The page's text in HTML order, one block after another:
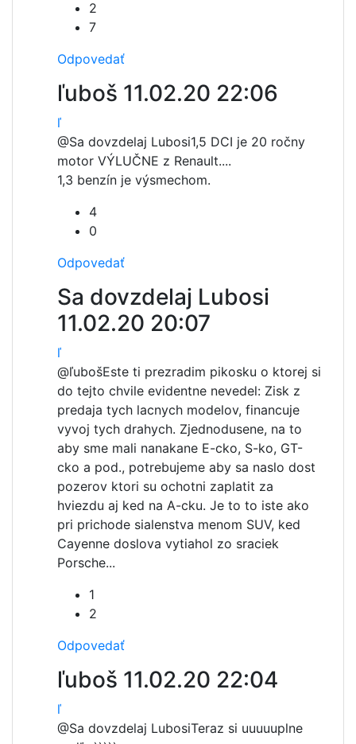
2
7
Odpovedať
ľuboš 11.02.20 22:06
ľ
@Sa dovzdelaj Lubosi1,5 DCI je 20 ročny
motor VÝLUČNE z Renault....
1,3 benzín je výsmechom.
4
0
Odpovedať
Sa dovzdelaj Lubosi
11.02.20 20:07
ľ
@ľubošEste ti prezradim pikosku o ktorej si
do tejto chvile evidentne nevedel: Zisk z
predaja tych lacnych modelov, financuje
vyvoj tych drahych. Zjednodusene, na to
aby sme mali nanakane E-cko, S-ko, GT-
cko a pod., potrebujeme aby sa naslo dost
pozerov ktori su ochotni zaplatit za
hviezdu aj ked na A-cku. Je to to iste ako
pri prichode sialenstva menom SUV, ked
Cayenne doslova vytiahol zo sraciek
Porsche...
1
2
Odpovedať
ľuboš 11.02.20 22:04
ľ
@Sa dovzdelaj LubosiTeraz si uuuuuplne